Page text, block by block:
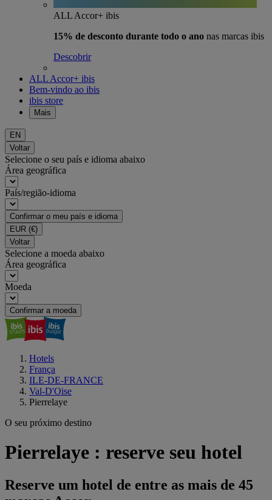
ALL Accor+ ibis
15% de desconto durante todo o ano nas marcas ibis
Descobrir
ALL Accor+ ibis
Bem-vindo ao ibis
ibis store
Mais
EN
Voltar
Selecione o seu país e idioma abaixo
Área geográfica
País/região-idioma
Confirmar o meu país e idioma
EUR (€)
Voltar
Selecione a moeda abaixo
Área geográfica
Moeda
Confirmar a moeda
Hotels
França
ILE-DE-FRANCE
Val-D'Oise
Pierrelaye
O seu próximo destino
Pierrelaye : reserve seu hotel
Reserve um hotel de entre as mais de 45